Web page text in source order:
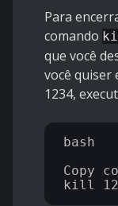
Para
comando
que você
você quiser
1234,
bash
Copy